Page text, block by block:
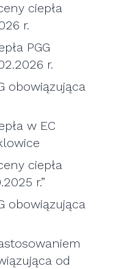
ciepła
r.
PGG
r.
obowiązująca
w EC
ciepła
r.”
obowiązująca
od